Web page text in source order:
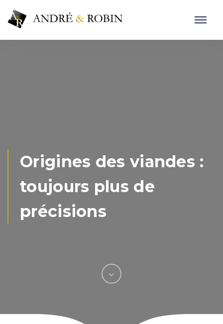
Origines des viandes :
toujours plus de
précisions